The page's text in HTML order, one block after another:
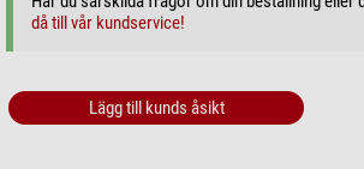
då till vår kundservice!
Lägg till kunds åsikt